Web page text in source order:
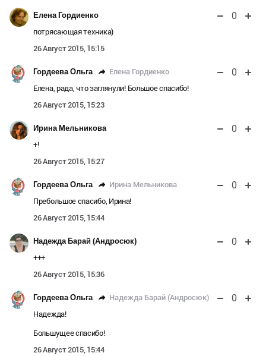
Елена Гордиенко 0
потрясающая техника)
26 Август 2015, 15:15
Гордеева Ольга Елена Гордиенко 0
Елена, рада, что заглянули! Большое спасибо!
26 Август 2015, 15:23
Ирина Мельникова 0
+!
26 Август 2015, 15:27
Гордеева Ольга Ирина Мельникова 0
Пребольшое спасибо, Ирина!
26 Август 2015, 15:44
Надежда Барай (Андросюк) 0
+++
26 Август 2015, 15:36
Гордеева Ольга Надежда Барай (Андросюк) 0
Надежда!
Большущее спасибо!
26 Август 2015, 15:44